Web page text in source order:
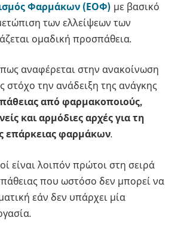
Φαρμάκων (ΕΟΦ) με βασικό
των ελλείψεων των
ομαδική προσπάθεια.
αναφέρεται στην ανακοίνωση
στόχο την ανάδειξη της ανάγκης
από φαρμακοποιούς,
και αρμόδιες αρχές για τη
επάρκειας φαρμάκων.
είναι λοιπόν πρώτοι στη σειρά
που ωστόσο δεν μπορεί να
εάν δεν υπάρχει μία